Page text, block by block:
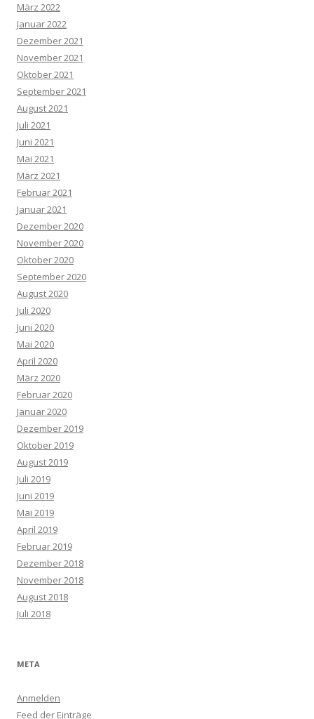
März 2022
Januar 2022
Dezember 2021
November 2021
Oktober 2021
September 2021
August 2021
Juli 2021
Juni 2021
Mai 2021
März 2021
Februar 2021
Januar 2021
Dezember 2020
November 2020
Oktober 2020
September 2020
August 2020
Juli 2020
Juni 2020
Mai 2020
April 2020
März 2020
Februar 2020
Januar 2020
Dezember 2019
Oktober 2019
August 2019
Juli 2019
Juni 2019
Mai 2019
April 2019
Februar 2019
Dezember 2018
November 2018
August 2018
Juli 2018
META
Anmelden
Feed der Einträge